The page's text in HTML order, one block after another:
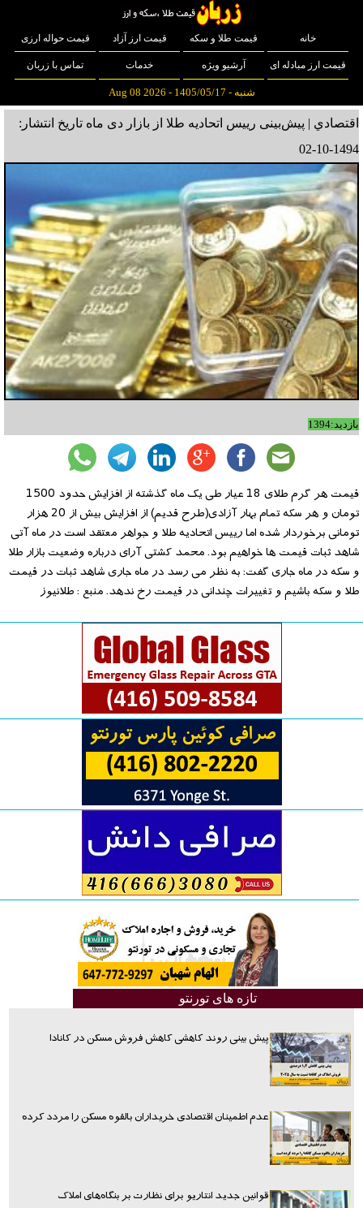
خانه قیمت طلا و سکه قیمت ارز آزاد قیمت حواله ارزی
قیمت ارز مبادله ای آرشیو ویژه خدمات تماس با زربان
شنبه - 1405/05/17 - Aug 08 2026
اقتصادي | پیش‌بینی رییس اتحادیه طلا از بازار دی ماه تاریخ انتشار:
1494-10-02
بازدید:1394
قیمت هر گرم طلای 18 عیار طی یک ماه گذشته از افزایش حدود 1500
تومان و هر سکه تمام بهار آزادی(طرح قدیم) از افزایش بیش از 20 هزار
تومانی برخوردار شده اما رییس اتحادیه طلا و جواهر معتقد است در ماه آتی
شاهد ثبات قیمت ها خواهیم بود. محمد کشتی آرای درباره وضعیت بازار طلا
و سکه در ماه جاری گفت: به نظر می رسد در ماه جاری شاهد ثبات در قیمت
طلا و سکه باشیم و تغییرات چندانی در قیمت رخ ندهد. منبع : طلانیوز
تازه های تورنتو
پیش بینی روند کاهشی کاهش فروش مسکن در کانادا
عدم اطمینان اقتصادی خریداران بالقوه مسکن را مردد کرده
قوانین جدید انتاریو برای نظارت بر بنگاه‌های املاک